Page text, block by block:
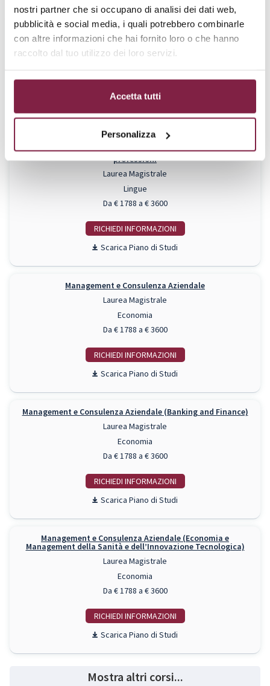
nostri partner che si occupano di analisi dei dati web,
pubblicità e social media, i quali potrebbero combinarle
con altre informazioni che hai fornito loro o che hanno
raccolto dal tuo utilizzo dei loro servizi.
Accetta tutti
Personalizza
Ingegneria Informatica e dell’Intelligenza Artificiale Applicata
Laurea Magistrale
Ingegneria Informatica
RICHIEDI INFO
Piano di Studi
Lingue e culture straniere per l'era digitale: scuola, società e
professioni
Laurea Magistrale
Lingue
Da € 1788 a € 3600
RICHIEDI INFO
Piano di Studi
Management e Consulenza Aziendale
Laurea Magistrale
Economia
Da € 1788 a € 3600
RICHIEDI INFO
Piano di Studi
Management e Consulenza Aziendale (Banking and Finance)
Laurea Magistrale
Economia
Da € 1788 a € 3600
RICHIEDI INFO
Piano di Studi
Management e Consulenza Aziendale (Economia e
Management della Sanità e dell’Innovazione Tecnologica)
Laurea Magistrale
Economia
Da € 1788 a € 3600
RICHIEDI INFO
Piano di Studi
Mostra altri corsi...